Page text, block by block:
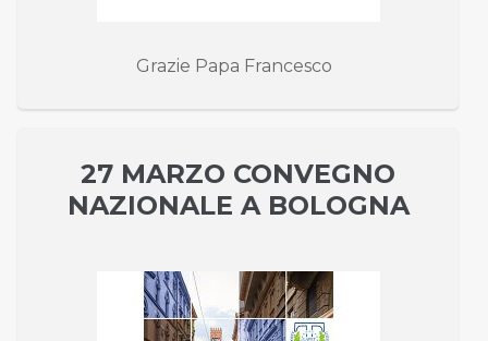
Grazie Papa Francesco
27 MARZO CONVEGNO
NAZIONALE A BOLOGNA